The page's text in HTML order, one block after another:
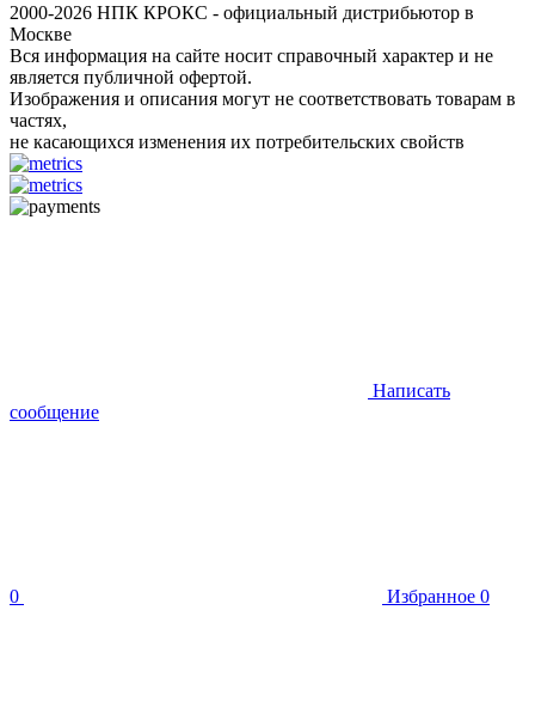
2000-2026 НПК КРОКС - официальный дистрибьютор в
Москве
Вся информация на сайте носит справочный характер и не
является публичной офертой.
Изображения и описания могут не соответствовать товарам в
частях,
не касающихся изменения их потребительских свойств
Написать
сообщение
0 Избранное 0